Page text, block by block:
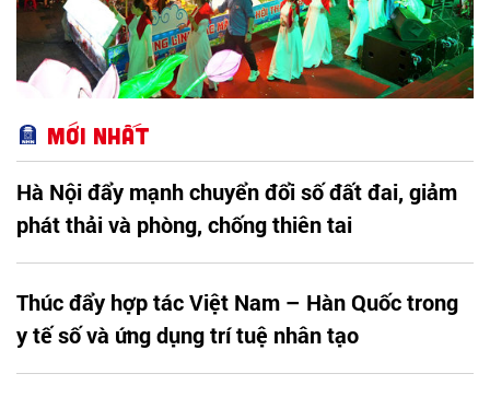
Mới nhất
Hà Nội đẩy mạnh chuyển đổi số đất đai, giảm
phát thải và phòng, chống thiên tai
Thúc đẩy hợp tác Việt Nam – Hàn Quốc trong
y tế số và ứng dụng trí tuệ nhân tạo